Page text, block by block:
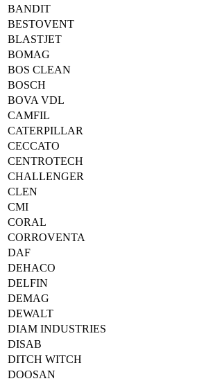
BANDIT
BESTOVENT
BLASTJET
BOMAG
BOS CLEAN
BOSCH
BOVA VDL
CAMFIL
CATERPILLAR
CECCATO
CENTROTECH
CHALLENGER
CLEN
CMI
CORAL
CORROVENTA
DAF
DEHACO
DELFIN
DEMAG
DEWALT
DIAM INDUSTRIES
DISAB
DITCH WITCH
DOOSAN